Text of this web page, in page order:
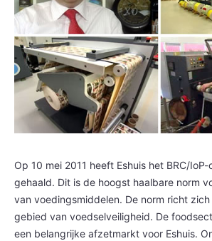
Op 10 mei 2011 heeft Eshuis het BRC/
gehaald. Dit is de hoogst haalbare norm
van voedingsmiddelen. De norm richt
gebied van voedselveiligheid. De
een belangrijke afzetmarkt voor Eshuis.